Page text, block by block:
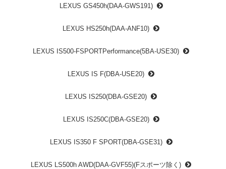
LEXUS GS450h(DAA-GWS191)
LEXUS HS250h(DAA-ANF10)
LEXUS IS500-FSPORTPerformance(5BA-USE30)
LEXUS IS F(DBA-USE20)
LEXUS IS250(DBA-GSE20)
LEXUS IS250C(DBA-GSE20)
LEXUS IS350 F SPORT(DBA-GSE31)
LEXUS LS500h AWD(DAA-GVF55)(Fスポーツ除く)